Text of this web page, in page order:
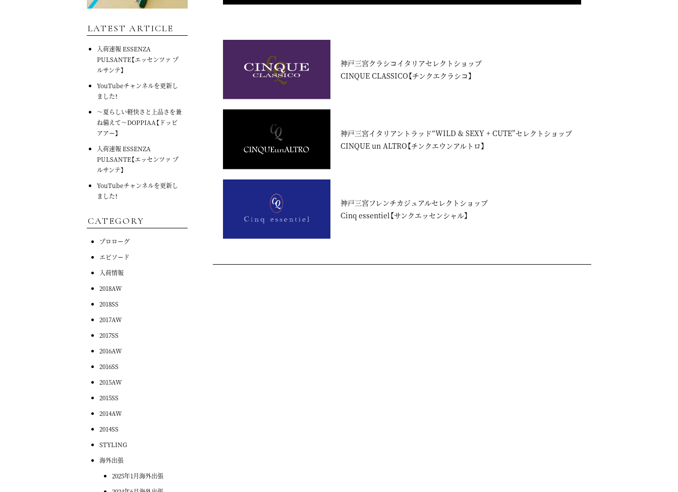
神戸三宮クラシコイタリアセレクトショップ
CINQUE CLASSICO【チンクエクラシコ】
神戸三宮イタリアントラッド“WILD & SEXY + CUTE”セレクトショップ
CINQUE un ALTRO【チンクエウンアルトロ】
神戸三宮フレンチカジュアルセレクトショップ
Cinq essentiel【サンクエッセンシャル】
LATEST ARTICLE
入荷速報 ESSENZA
PULSANTE【エッセンツァ プ
ルサンテ】
YouTubeチャンネルを更新し
ました！
～夏らしい軽快さと上品さを兼
ね備えて～DOPPIAA【ドッピ
アアー】
入荷速報 ESSENZA
PULSANTE【エッセンツァ プ
ルサンテ】
YouTubeチャンネルを更新し
ました！
CATEGORY
プロローグ
エピソード
入荷情報
2018AW
2018SS
2017AW
2017SS
2016AW
2016SS
2015AW
2015SS
2014AW
2014SS
STYLING
海外出張
2025年1月海外出張